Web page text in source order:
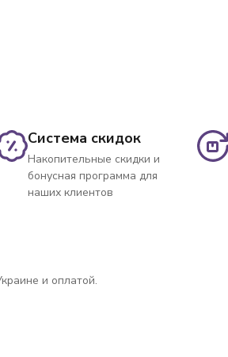
Система скидок
Накопительные скидки и
бонусная программа для
наших клиентов
и оплатой.